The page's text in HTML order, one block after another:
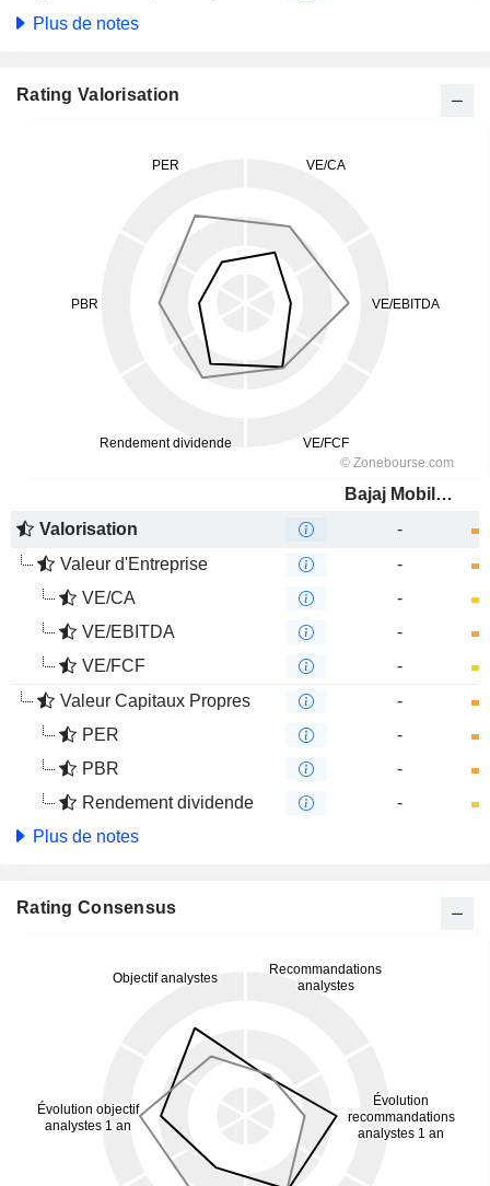
Plus de notes
Rating Valorisation
Bajaj Mobility AG
Valorisation
-
Valeur d'Entreprise
-
VE/CA
-
VE/EBITDA
-
VE/FCF
-
Valeur Capitaux Propres
-
PER
-
PBR
-
Rendement dividende
-
Plus de notes
Rating Consensus